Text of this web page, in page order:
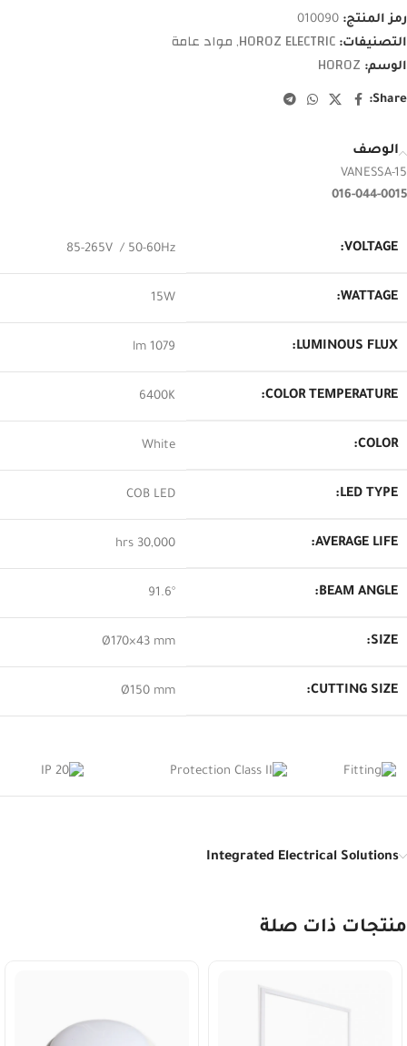
رمز المنتج: 010090
التصنيفات: HOROZ ELECTRIC
, مواد عامة
الوسم: HOROZ
Share:
الوصف
VANESSA-15
016-044-0015
VOLTAGE:
85-265V / 50-60Hz
WATTAGE:
15W
LUMINOUS FLUX:
1079 lm
COLOR TEMPERATURE:
6400K
COLOR:
White
LED TYPE:
COB LED
AVERAGE LIFE:
30,000 hrs
BEAM ANGLE:
91.6°
SIZE:
Ø170×43 mm
CUTTING SIZE:
Ø150 mm
Integrated Electrical Solutions
منتجات ذات صلة